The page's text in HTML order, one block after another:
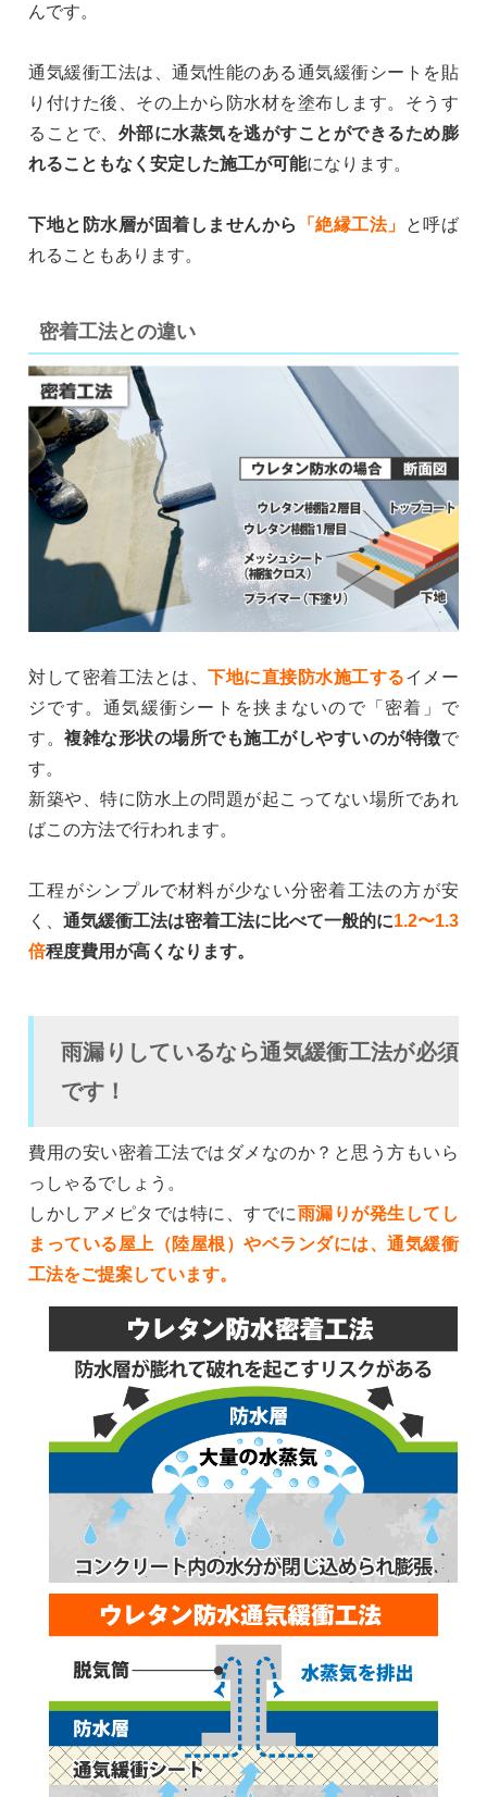
んです。
通気緩衝工法は、通気性能のある通気緩衝シートを貼
り付けた後、その上から防水材を塗布します。そうす
ることで、 外部に水蒸気を逃がすことができるため膨
れることもなく安定した施工が可能になります。
下地と防水層が固着しませんから 「絶縁工法」
と呼ば
れることもあります。
密着工法との違い
対して密着工法とは、下地に直接防水施工するイメー
ジです。通気緩衝シートを挟まないので「密着」で
す。複雑な形状の場所でも施工がしやすいのが特徴で
す。
新築や、特に防水上の問題が起こってない場所であれ
ばこの方法で行われます。
工程がシンプルで材料が少ない分密着工法の方が安
く、 通気緩衝工法は密着工法に比べて一般的に1.2〜1.3
倍程度費用が高くなります。
雨漏りしているなら通気緩衝工法が必須
です！
費用の安い密着工法ではダメなのか？と思う方もいら
っしゃるでしょう。
しかしアメピタでは特に、すでに雨漏りが発生してし
まっている屋上（陸屋根）やベランダには、通気緩衝
工法をご提案しています。